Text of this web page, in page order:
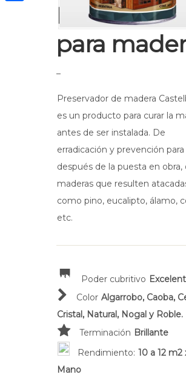
Preservador
para
–
Preservador de madera
es un producto para curar la
antes de ser instalada. De
erradicación y prevención para
después de la puesta en obra,
maderas que resulten
como pino, eucalipto, álamo,
etc.
Poder cubritivo
Color Algarrobo, Caoba,
Cristal, Natural, Nogal y Roble.
Terminación Brillante
Rendimiento: 10 a 12 m2
Mano